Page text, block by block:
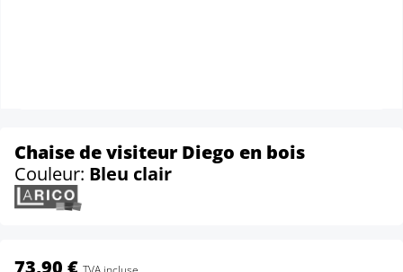
Chaise de visiteur Diego en bois
Couleur: Bleu clair
73,90 €